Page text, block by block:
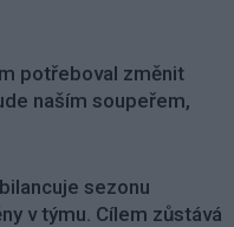
potřeboval změnit
naším soupeřem,
sezonu
v týmu. Cílem zůstává